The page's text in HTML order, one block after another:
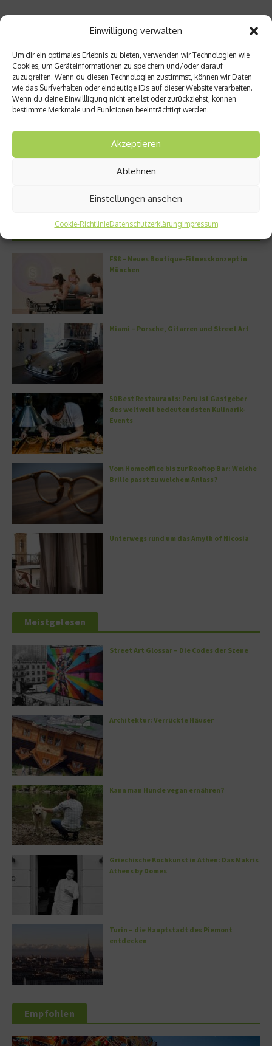
Einwilligung verwalten
Um dir ein optimales Erlebnis zu bieten, verwenden wir Technologien wie
Cookies, um Geräteinformationen zu speichern und/oder darauf
zuzugreifen. Wenn du diesen Technologien zustimmst, können wir Daten
wie das Surfverhalten oder eindeutige IDs auf dieser Website verarbeiten.
Wenn du deine Einwillligung nicht erteilst oder zurückziehst, können
bestimmte Merkmale und Funktionen beeinträchtigt werden.
Akzeptieren
Ablehnen
Einstellungen ansehen
Cookie-RichtlinieDatenschutzerklärungImpressum
Miami – Porsche, Gitarren und
losfahren
Aktuelles
FS8 – Neues Boutique-Fitnesskonzept in
München
Miami – Porsche, Gitarren und Street Art
50 Best Restaurants: Peru ist Gastgeber
des weltweit bedeutendsten Kulinarik-
Events
Vom Homeoffice bis zur Rooftop Bar: Welche
Brille passt zu welchem Anlass?
Unterwegs rund um das Amyth of Nicosia
Meistgelesen
Street Art Glossar – Die Codes der Szene
Architektur: Verrückte Häuser
Kann man Hunde vegan ernähren?
Griechische Kochkunst in Athen: Das Makris
Athens by Domes
Turin – die Hauptstadt des Piemont
entdecken
Empfohlen